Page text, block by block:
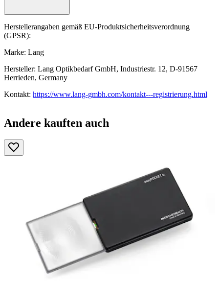
Herstellerangaben gemäß EU-Produktsicherheitsverordnung
(GPSR):
Marke: Lang
Hersteller: Lang Optikbedarf GmbH, Industriestr. 12, D-91567
Herrieden, Germany
Kontakt: https://www.lang-gmbh.com/kontakt---registrierung.html
Andere kauften auch